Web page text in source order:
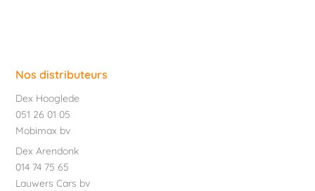
Nos distributeurs
Dex Hooglede
051 26 01 05
Mobimax bv
Dex Arendonk
014 74 75 65
Lauwers Cars bv